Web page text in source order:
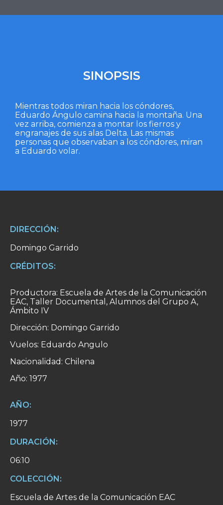
SINOPSIS
Mientras todos miran hacia los cóndores,
Eduardo Ángulo camina hacia la montaña. Una
vez arriba, comienza a montar los fierros y
engranajes de sus alas Delta. Las mismas
personas que observaban a los cóndores, miran
a Eduardo volar.
DIRECCIÓN:
Domingo Garrido
CRÉDITOS:
Productora: Escuela de Artes de la Comunicación
EAC, Taller Documental, Alumnos del Grupo A,
Ámbito IV
Dirección: Domingo Garrido
Vuelos: Eduardo Angulo
Nacionalidad: Chilena
Año: 1977
AÑO:
1977
DURACIÓN:
06:10
COLECCIÓN:
Escuela de Artes de la Comunicación EAC